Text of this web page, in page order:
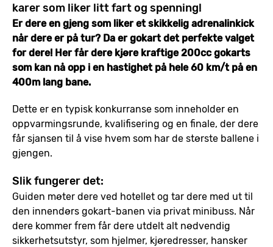
karer som liker litt fart og spenning!
Er dere en gjeng som liker et skikkelig adrenalinkick
når dere er på tur? Da er gokart det perfekte valget
for dere! Her får dere kjøre kraftige 200cc gokarts
som kan nå opp i en hastighet på hele 60 km/t på en
400m lang bane.
Dette er en typisk konkurranse som inneholder en
oppvarmingsrunde, kvalifisering og en finale, der dere
får sjansen til å vise hvem som har de største ballene i
gjengen.
Slik fungerer det:
Guiden møter dere ved hotellet og tar dere med ut til
den innendørs gokart-banen via privat minibuss. Når
dere kommer frem får dere utdelt alt nødvendig
sikkerhetsutstyr, som hjelmer, kjøredresser, hansker